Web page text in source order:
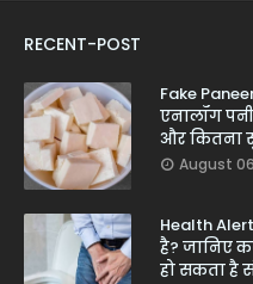
RECENT-POST
Fake
एनालॉग
और कितना
August
Health
है? जानिए
हो सकता है